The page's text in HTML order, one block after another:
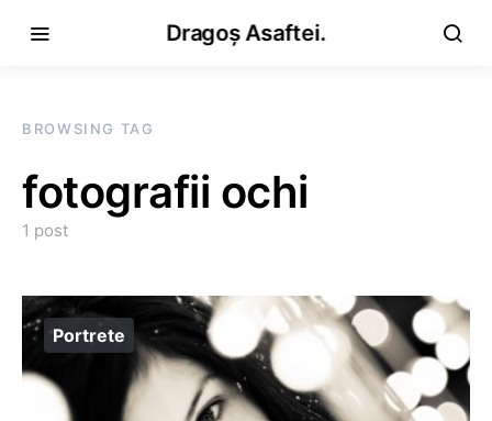
Dragoș Asaftei.
BROWSING TAG
fotografii ochi
1 post
Portrete